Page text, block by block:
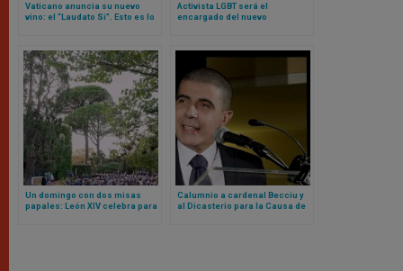
Vaticano anuncia su nuevo
vino: el “Laudato Si”. Esto es lo
Activista LGBT será el
encargado del nuevo
Un domingo con dos misas
papales: León XIV celebra para
Calumnio a cardenal Becciu y
al Dicasterio para la Causa de